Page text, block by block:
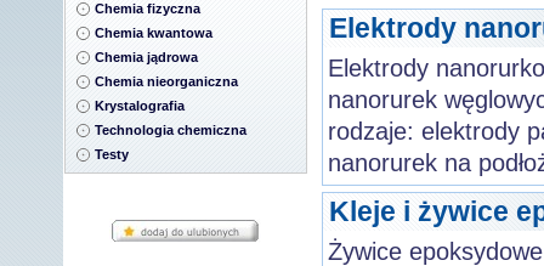
Chemia fizyczna
Chemia kwantowa
Chemia jądrowa
Chemia nieorganiczna
Krystalografia
Technologia chemiczna
Testy
Elektrody
Elektrody
nanorurek
rodzaje: elektrody
nanorurek na
Kleje i żywice
Żywice